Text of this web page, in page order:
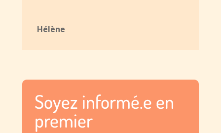
Hélène
Soyez informé.e en
premier